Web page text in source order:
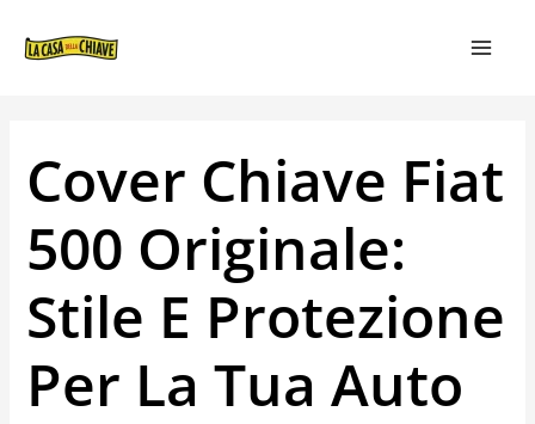
Cover Chiave Fiat
500 Originale:
Stile E Protezione
Per La Tua Auto
ARTICOLI